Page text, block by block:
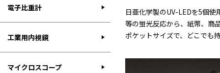
電子比重計
工業用内視鏡
マイクロスコープ
日亜化学製のUV-LEDを5個
等の蛍光反応から、紙幣、商
ポケットサイズで、どこでも